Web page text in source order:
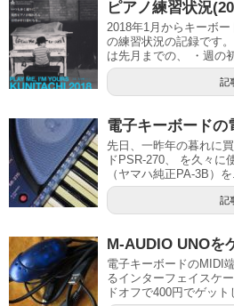
ピアノ練習状況
2018年1月からキーボ
の練習状況の記録です
は先月までの、 ・週の
記
電子キーボードの
先日、一昨年の暮れに
ドPSR-270、 を久々に
（ヤマハ純正PA-3B）
記
M-AUDIO UNOを
電子キーボードのMIDI
るインターフェイスケ
ドオフで400円でゲット